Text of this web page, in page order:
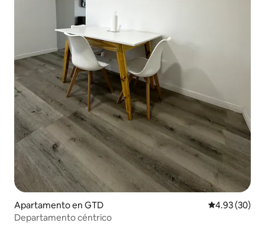
Apartamento en GTD Calificación
4.93 (30)
Departamento céntrico